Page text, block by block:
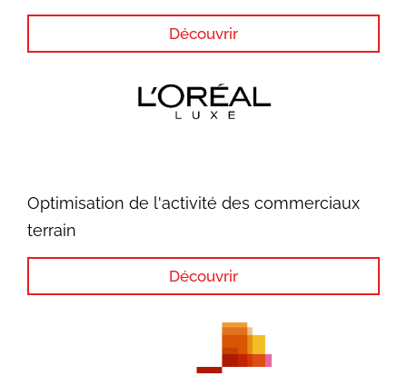
Découvrir
Optimisation de l'activité des commerciaux
terrain
Découvrir